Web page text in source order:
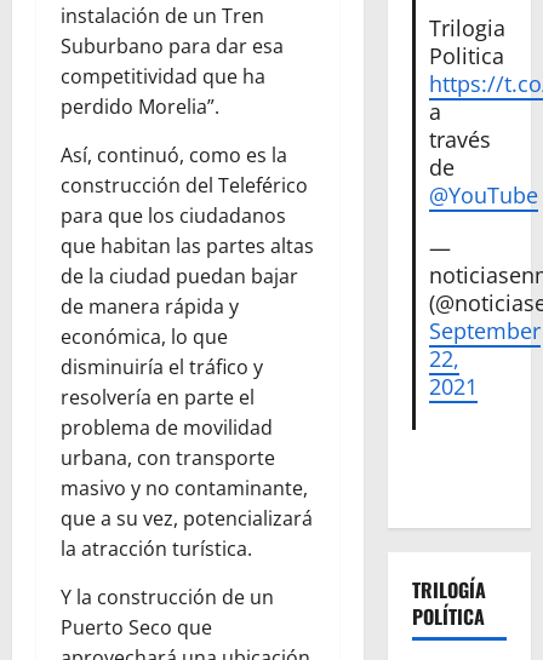
instalación de un Tren
Suburbano para dar esa
competitividad que ha
perdido Morelia”.
Así, continuó, como es la
construcción del Teleférico
para que los ciudadanos
que habitan las partes altas
de la ciudad puedan bajar
de manera rápida y
económica, lo que
disminuiría el tráfico y
resolvería en parte el
problema de movilidad
urbana, con transporte
masivo y no contaminante,
que a su vez, potencializará
la atracción turística.
Y la construcción de un
Puerto Seco que
Trilogia
Politica
https://
a
través
de
@YouTube
—
September
22,
2021
TRILOGÍA
POLÍTICA